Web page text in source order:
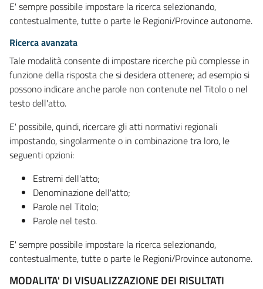
E' sempre possibile impostare la ricerca selezionando,
contestualmente, tutte o parte le Regioni/Province autonome.
Ricerca avanzata
Tale modalità consente di impostare ricerche più complesse in
funzione della risposta che si desidera ottenere; ad esempio si
possono indicare anche parole non contenute nel Titolo o nel
testo dell'atto.
E' possibile, quindi, ricercare gli atti normativi regionali
impostando, singolarmente o in combinazione tra loro, le
seguenti opzioni:
Estremi dell'atto;
Denominazione dell'atto;
Parole nel Titolo;
Parole nel testo.
E' sempre possibile impostare la ricerca selezionando,
contestualmente, tutte o parte le Regioni/Province autonome.
MODALITA' DI VISUALIZZAZIONE DEI RISULTATI